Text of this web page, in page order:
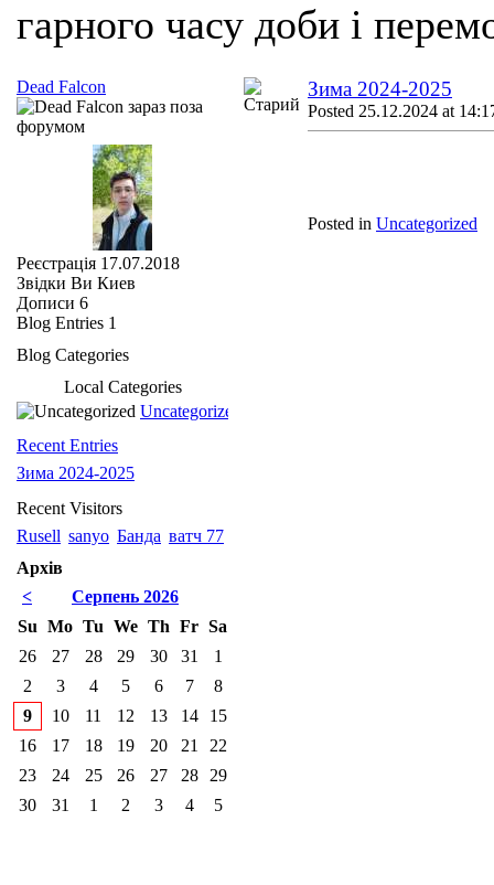
гарного часу доби і
Зима 2024-2025
Posted 25.12.2024 at
Posted in Uncategorized
Dead Falcon
Реєстрація 17.07.2018
Звідки Ви Киев
Дописи 6
Blog Entries 1
Blog Categories
Local Categories
Uncategorized
Recent Entries
Зима 2024-2025
Recent Visitors
Rusell sanyo Банда ватч 77
Архів
<
Серпень 2026
Su Mo Tu We Th Fr Sa
26
27 28 29 30 31
1
2
3 4 5 6 7
8
9
10 11 12 13 14
15
16
17 18 19 20 21
22
23
24 25 26 27 28
29
30
31 1 2 3 4 5